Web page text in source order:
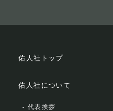
佑人社トップ
佑人社について
- 代表挨拶